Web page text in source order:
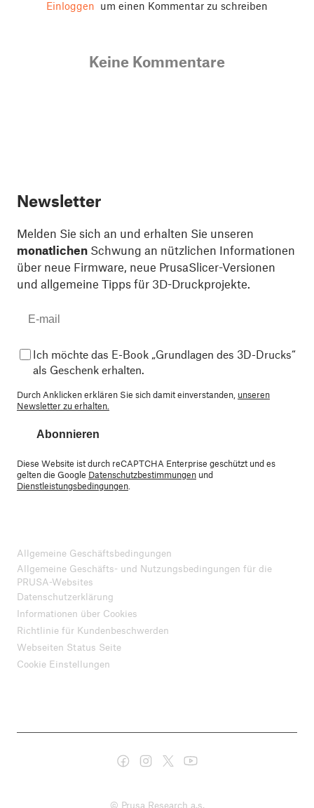
Einloggen um einen Kommentar zu schreiben
Keine Kommentare
Newsletter
Melden Sie sich an und erhalten Sie unseren
monatlichen Schwung an nützlichen Informationen
über neue Firmware, neue PrusaSlicer-Versionen
und allgemeine Tipps für 3D-Druckprojekte.
Ich möchte das E-Book „Grundlagen des 3D-Drucks“
als Geschenk erhalten.
Durch Anklicken erklären Sie sich damit einverstanden, unseren
Newsletter zu erhalten.
Abonnieren
Diese Website ist durch reCAPTCHA Enterprise geschützt und es
gelten die Google Datenschutzbestimmungen und
Dienstleistungsbedingungen
Allgemeine Geschäftsbedingungen
Allgemeine Geschäfts- und Nutzungsbedingungen für die
PRUSA-Websites
Datenschutzerklärung
Informationen über Cookies
Richtlinie für Kundenbeschwerden
Webseiten Status Seite
Cookie Einstellungen
© Prusa Research a.s.